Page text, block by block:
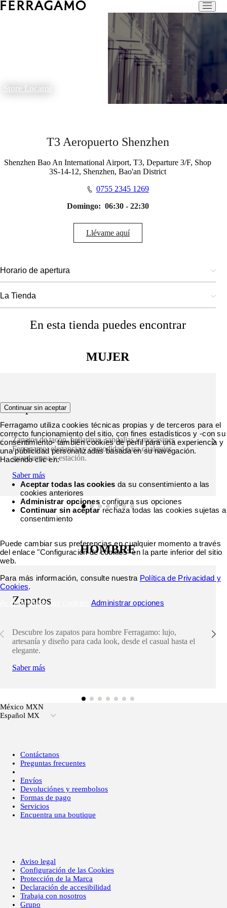
Store Locator
T3 Aeropuerto Shenzhen
Shenzhen Bao An International Airport, T3, Departure 3/F, Shop
3S-14-12, Shenzhen, Bao'an District
0755 2345 1269
Domingo: 06:30 - 22:30
Llévame aquí
Horario de apertura
La Tienda
En esta tienda puedes encontrar
MUJER
Zapatos
Zapatos de tacón, bailarinas, sandalias y mocasines
Ferragamo: elegancia y comodidad para cualquier
guardarropa y estación.
Saber más
HOMBRE
Zapatos
Descubre los zapatos para hombre Ferragamo: lujo,
artesanía y diseño para cada look, desde el casual hasta el
elegante.
Saber más
México MXN
Español MX
Contáctanos
Preguntas frecuentes
Envíos
Devoluciónes y reembolsos
Formas de pago
Servicios
Encuentra una boutique
Aviso legal
Configuración de las Cookies
Protección de la Marca
Declaración de accesibilidad
Trabaja con nosotros
Grupo
Continuar sin aceptar
Ferragamo utiliza cookies técnicas propias y de terceros para el
correcto funcionamiento del sitio, con fines estadísticos y -con su
consentimiento- también cookies de perfil para una experiencia y
una publicidad personalizadas basada en su navegación.
Haciendo clic en:
Aceptar todas las cookies da su consentimiento a las
cookies anteriores
Administrar opciones configura sus opciones
Continuar sin aceptarrechaza todas las cookies sujetas a
consentimiento
Puede cambiar sus preferencias en cualquier momento a través
del enlace "Configuración de cookies" en la parte inferior del sitio
web.
Para más información, consulte nuestra Política de Privacidad y
Cookies.
Aceptar todas las cookies
Administrar opciones